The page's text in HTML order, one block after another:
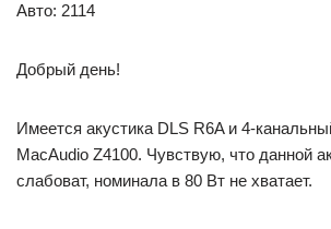
Авто: 2114
Добрый день!
Имеется акустика DLS R6A и 4-
MacAudio Z4100. Чувствую, что данной
слабоват, номинала в 80 Вт не хватает.